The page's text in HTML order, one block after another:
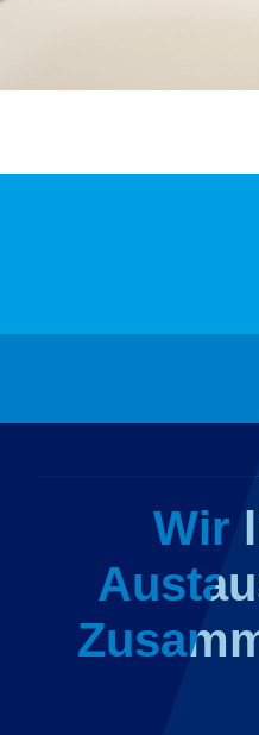
Wir